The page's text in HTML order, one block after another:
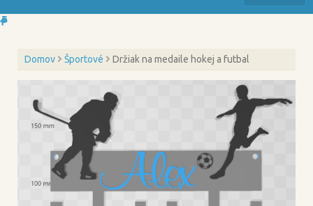
Domov Športové Držiak na medaile hokej a futbal